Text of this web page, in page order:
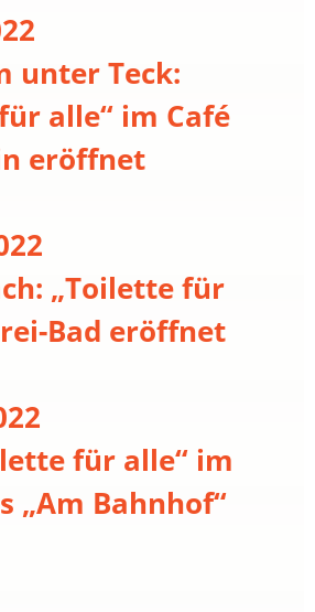
unter Teck:
alle“ im Café
eröffnet
„Toilette für
Bad eröffnet
für alle“ im
„Am Bahnhof“